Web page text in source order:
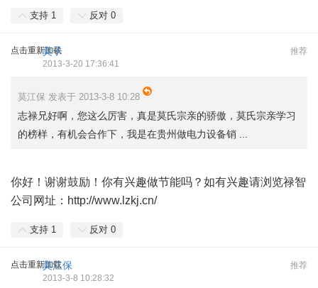
支持 1 反对 0
点击重新加载 推荐
莫子
2013-3-20 17:36:41
莫江保 发表于 2013-3-8 10:28
志禄兄好啊，您这么厉害，真是莫氏宗亲的骄傲，莫氏宗亲学习
的榜样，有机会合作下，我是在贵州做电力设备销 ...
你好！谢谢鼓励！你有兴趣做节能吗？如有兴趣请浏览禄智
公司网址： http://www.lzkj.cn/
支持 1 反对 0
点击重新加载 推荐
莫江保
2013-3-8 10:28:32